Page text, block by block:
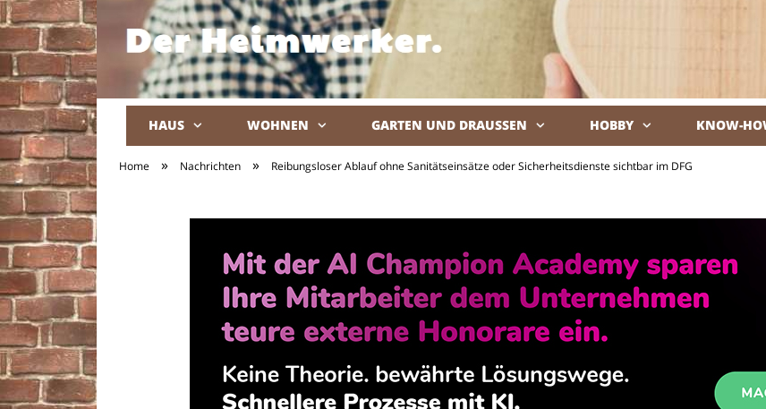
HAUS WOHNEN GARTEN UND DRAUSSEN HOBBY KNOW-
Home » Nachrichten » Reibungsloser Ablauf ohne Sanitätseinsätze oder Sicherheitsdienste sichtbar im DFG